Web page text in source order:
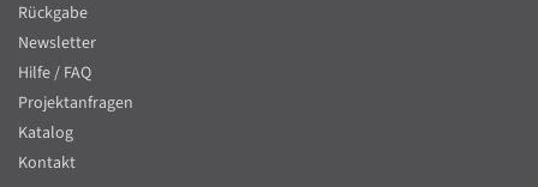
Rückgabe
Newsletter
Hilfe / FAQ
Projektanfragen
Katalog
Kontakt